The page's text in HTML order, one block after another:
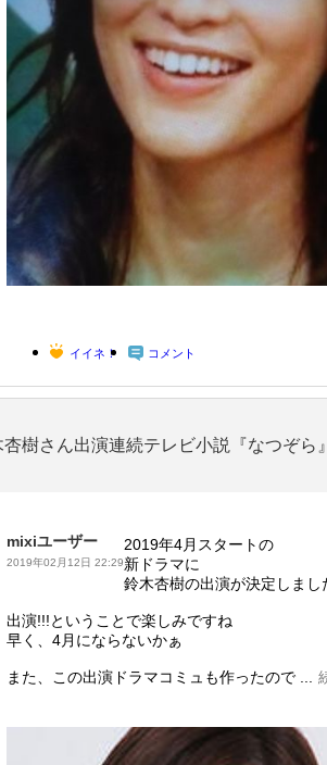
イイネ！ コメント
杏樹さん出演連続テレビ小説『なつぞら』
mixiユーザー
2019年02月12日 22:29
2019年4月スタートの
新ドラマに
鈴木杏樹の出演が決定しまし
出演!!!ということで楽しみですね
早く、4月にならないかぁ
また、この出演ドラマコミュも作ったので ...